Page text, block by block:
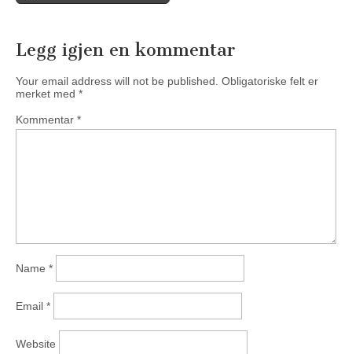
Legg igjen en kommentar
Your email address will not be published. Obligatoriske felt er
merket med *
Kommentar *
Name *
Email *
Website